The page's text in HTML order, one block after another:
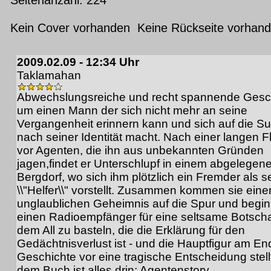
Kein Cover vorhanden Keine Rückseite
2009.02.09 - 12:34 Uhr
Taklamahan
Abwechslungsreiche und recht spannende
um einen Mann der sich nicht mehr an seine
Vergangenheit erinnern kann und sich auf die
nach seiner Identität macht. Nach einer langen
vor Agenten, die ihn aus unbekannten Gründen
jagen,findet er Unterschlupf in einem
Bergdorf, wo sich ihm plötzlich ein Fremder als
\\"Helfer\\" vorstellt. Zusammen kommen sie
unglaublichen Geheimnis auf die Spur und
einen Radioempfänger für eine seltsame
dem All zu basteln, die die Erklärung für den
Gedächtnisverlust ist - und die Hauptfigur am
Geschichte vor eine tragische Entscheidung